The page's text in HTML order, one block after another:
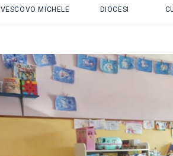
VESCOVO MICHELE DIOCESI